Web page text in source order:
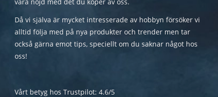
Då vi själva är mycket intresserade av hobbyn försöker vi
alltid följa med på nya produkter och trender men tar
också gärna emot tips, speciellt om du saknar något hos
oss!
Vårt betyg hos Trustpilot: 4.6/5